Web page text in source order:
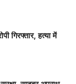
गिरफ्तार, हत्या में